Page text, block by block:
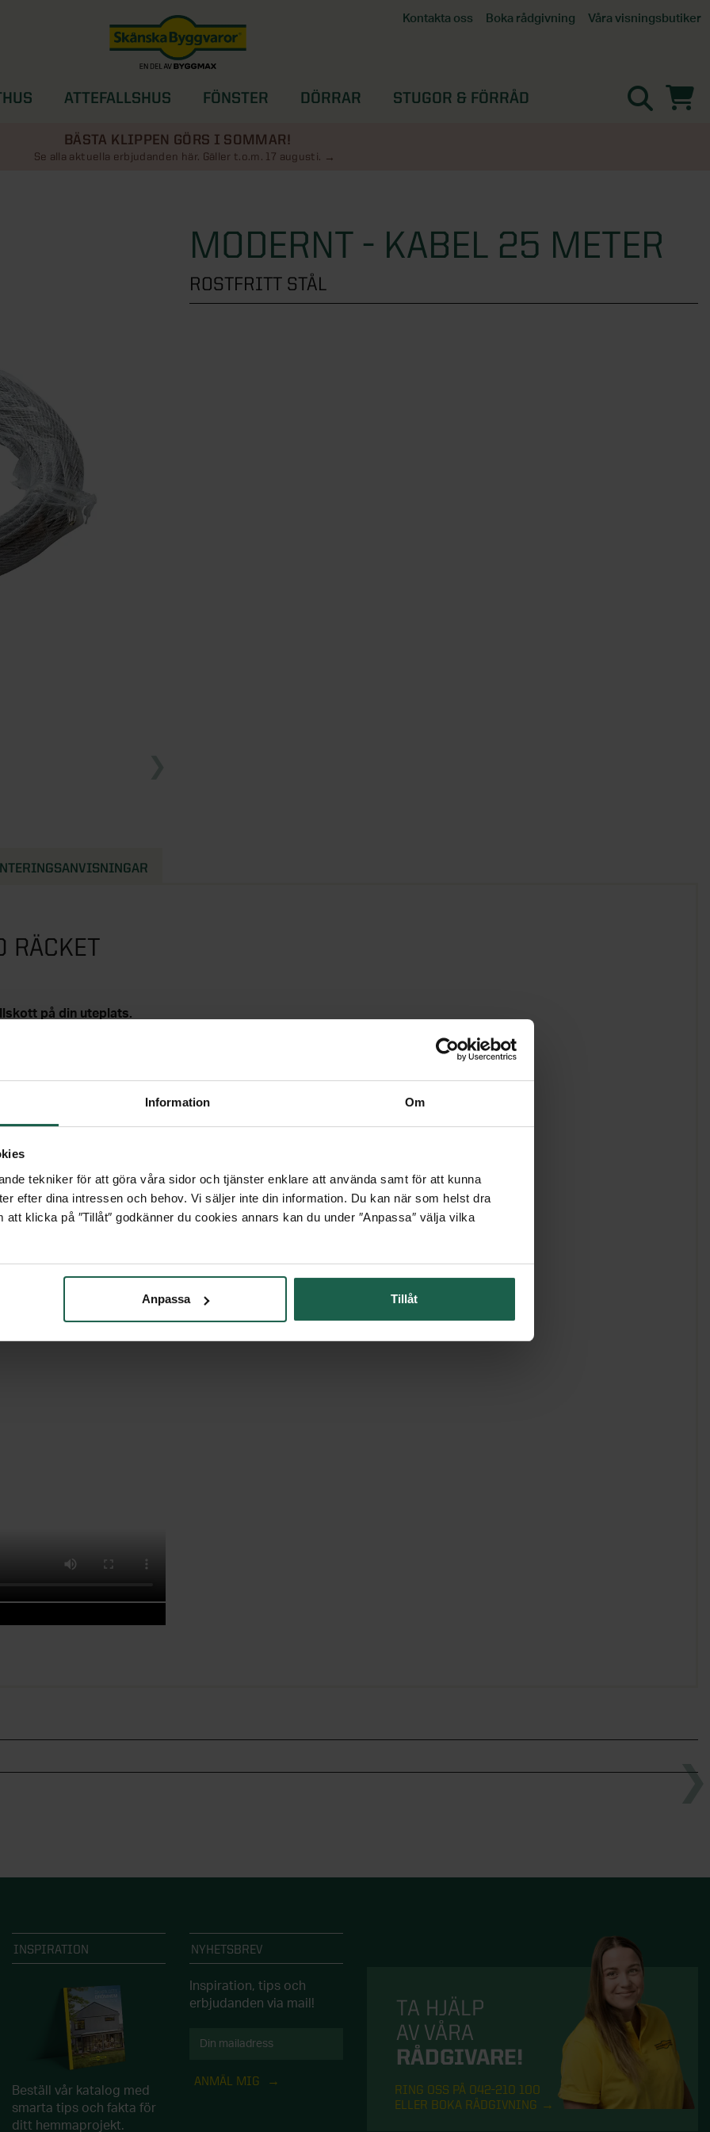
Information Om
tekniker för att göra våra sidor och tjänster enklare att använda samt för att kunna
efter dina intressen och behov. Vi säljer inte din information. Du kan när som helst dra
klicka på ″Tillåt″ godkänner du cookies annars kan du under ″Anpassa″ välja vilka
Anpassa Tillåt
Kontakta oss Boka rådgivning Våra visningsbutiker
Göteborg
ATTEFALLSHUS FÖNSTER DÖRRAR
STUGOR & FÖRRÅD
BÄSTA KLIPPEN GÖRS I SOMMAR!
Se alla aktuella erbjudanden här. Gäller t.o.m. 17 augusti.
MODERNT - KABEL 25 METER
ROSTFRITT STÅL
RÄCKET
på din uteplats.
som komplement till
Passar dig som vill ha en
välja om du vill sätta
serien Modernt för att
du i
INSPIRATION
Beställ vår katalog med
smarta tips och fakta för
ditt hemmaprojekt.
NYHETSBREV
Inspiration, tips och
erbjudanden via mail!
ANMÄL MIG
TA HJÄLP
AV VÅRA
RÅDGIVARE!
RING OSS PÅ 042-210 100
ELLER BOKA RÅDGIVNING